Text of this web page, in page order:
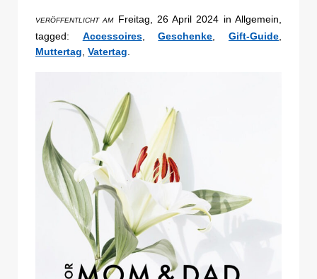
VERÖFFENTLICHT AMFreitag, 26 April 2024 in Allgemein,
tagged: Accessoires,Geschenke,Gift-Guide,
Muttertag, Vatertag.